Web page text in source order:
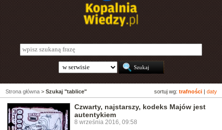
sortuj wg: trafności daty
Strona główna > Szukaj "tablice"
Czwarty, najstarszy, kodeks Majów jest
autentykiem
8 września 2016, 09:58